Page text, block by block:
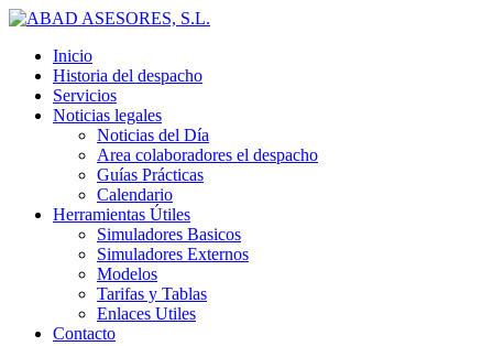
Inicio
Historia del despacho
Servicios
Noticias legales
Noticias del Día
Area colaboradores el despacho
Guías Prácticas
Calendario
Herramientas Útiles
Simuladores Basicos
Simuladores Externos
Modelos
Tarifas y Tablas
Enlaces Utiles
Contacto